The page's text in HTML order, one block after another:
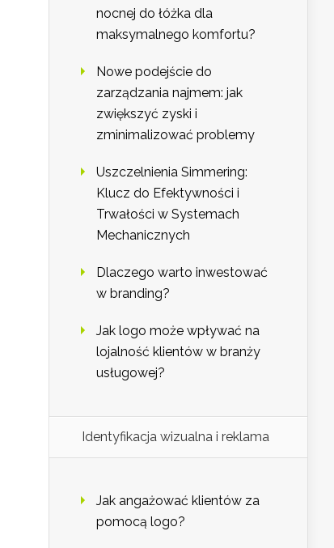
nocnej do łóżka dla
maksymalnego komfortu?
Nowe podejście do
zarządzania najmem: jak
zwiększyć zyski i
zminimalizować problemy
Uszczelnienia Simmering:
Klucz do Efektywności i
Trwałości w Systemach
Mechanicznych
Dlaczego warto inwestować
w branding?
Jak logo może wpływać na
lojalność klientów w branży
usługowej?
Identyfikacja wizualna i reklama
Jak angażować klientów za
pomocą logo?